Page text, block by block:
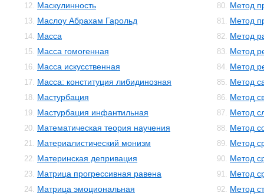
12. Маскулинность
13. Маслоу Абрахам Гарольд
14. Масса
15. Масса гомогенная
16. Масса искусственная
17. Масса: конституция либидинозная
18. Мастурбация
19. Мастурбация инфантильная
20. Математическая теория научения
21. Материалистический монизм
22. Материнская депривация
23. Матрица прогрессивная равена
24. Матрица эмоциональная
80. Метод
81. Метод
82. Метод
83. Метод
84. Метод
85. Метод
86. Метод
87. Метод
88. Метод
89. Метод
90. Метод
91. Метод
92. Метод